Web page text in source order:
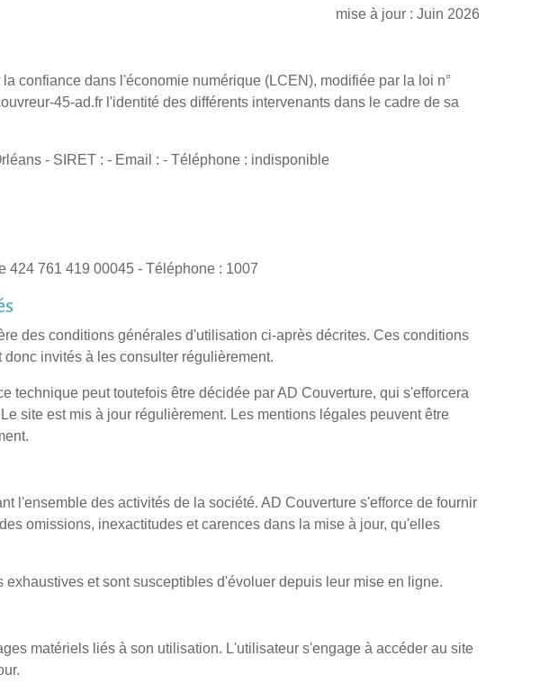
mise à jour : Juin 2026
confiance dans l'économie numérique (LCEN), modifiée par la loi n°
45-ad.fr l'identité des différents intervenants dans le cadre de sa
- SIRET : - Email : - Téléphone : indisponible
424 761 419 00045 - Téléphone : 1007
des conditions générales d'utilisation ci-après décrites. Ces conditions
invités à les consulter régulièrement.
technique peut toutefois être décidée par AD Couverture, qui s'efforcera
site est mis à jour régulièrement. Les mentions légales peuvent être
l'ensemble des activités de la société. AD Couverture s'efforce de fournir
omissions, inexactitudes et carences dans la mise à jour, qu'elles
et sont susceptibles d'évoluer depuis leur mise en ligne.
matériels liés à son utilisation. L'utilisateur s'engage à accéder au site